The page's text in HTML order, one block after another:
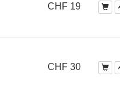
CHF 19
CHF 30